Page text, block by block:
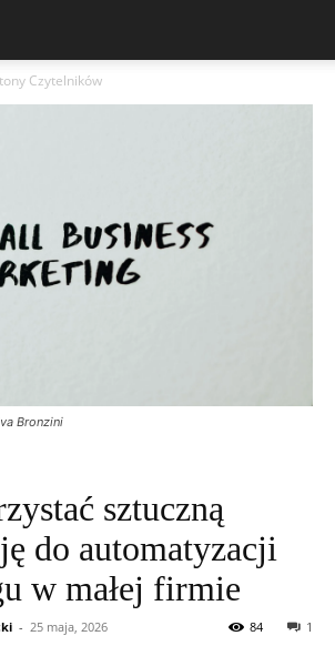
Czytelników
Bronzini
sztuczną
do automatyzacji
w małej firmie
- 25 maja, 2026 1
84